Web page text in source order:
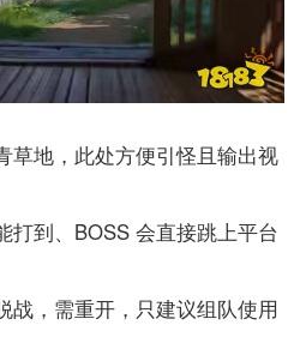
草地，此处方便引怪且输出视
打到、BOSS 会直接跳上平台
战，需重开，只建议组队使用